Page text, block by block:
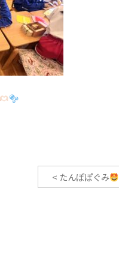
< たんぽぽぐみ